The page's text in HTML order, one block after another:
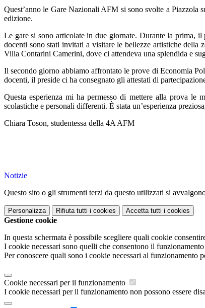
Quest’anno le Gare Nazionali AFM si sono svolte a Piazzola
edizione.
Le gare si sono articolate in due giornate. Durante la prima,
docenti sono stati invitati a visitare le bellezze artistiche
Villa Contarini Camerini, dove ci attendeva una splendida e
Il secondo giorno abbiamo affrontato le prove di Economia
docenti, il preside ci ha consegnato gli attestati di
Questa esperienza mi ha permesso di mettere alla prova le
scolastiche e personali differenti. È stata un’esperienza
Chiara Toson, studentessa della 4A AFM
Notizie
Questo sito o gli strumenti terzi da questo utilizzati si
Personalizza Rifiuta tutti i cookies Accetta tutti i cookies
Gestione cookie
In questa schermata è possibile scegliere quali cookie
I cookie necessari sono quelli che consentono il
Per conoscere quali sono i cookie necessari al funzionamento
Cookie necessari per il funzionamento
I cookie necessari per il funzionamento non possono essere